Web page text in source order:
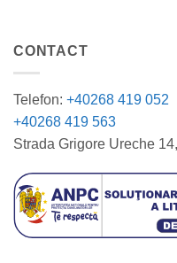
CONTACT
Telefon: +40268 419 052
+40268 419 563
Strada Grigore Ureche